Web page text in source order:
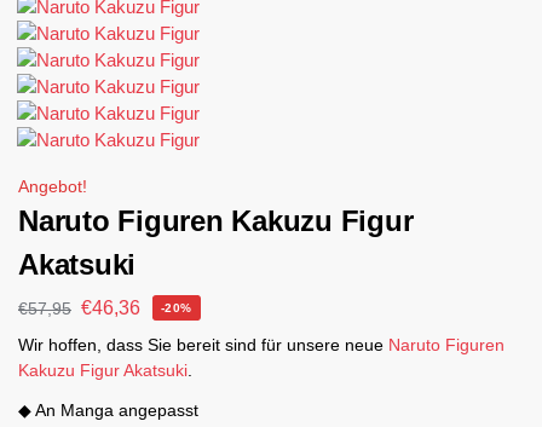
Angebot!
Naruto Figuren Kakuzu Figur
Akatsuki
€57,95 €46,36 -20%
Wir hoffen, dass Sie bereit sind für unsere neue Naruto Figuren
Kakuzu Figur Akatsuki
◆ An Manga angepasst